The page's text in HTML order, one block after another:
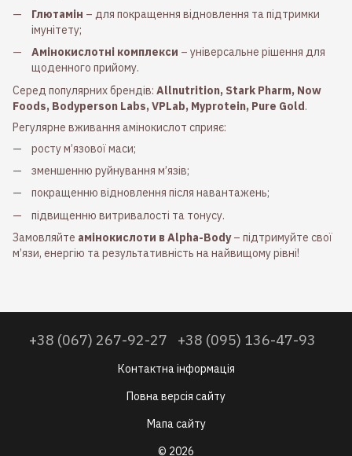
Глютамін – для покращення відновлення та підтримки
імунітету;
Амінокислотні комплекси – універсальне рішення для
щоденного прийому.
Серед популярних брендів: Allnutrition, Stark Pharm, Now
Foods, Bodyperson Labs, VPLab, Myprotein, Pure Gold.
Регулярне вживання амінокислот сприяє:
росту м’язової маси;
зменшенню руйнування м’язів;
покращенню відновлення після навантажень;
підвищенню витривалості та тонусу.
Замовляйте амінокислоти в Alpha-Body– підтримуйте свої
м’язи, енергію та результативність на найвищому рівні!
+38 (067) 267-92-27 +38 (095) 136-47-93
Контактна інформація
Повна версія сайту
Мапа сайту
© 2026